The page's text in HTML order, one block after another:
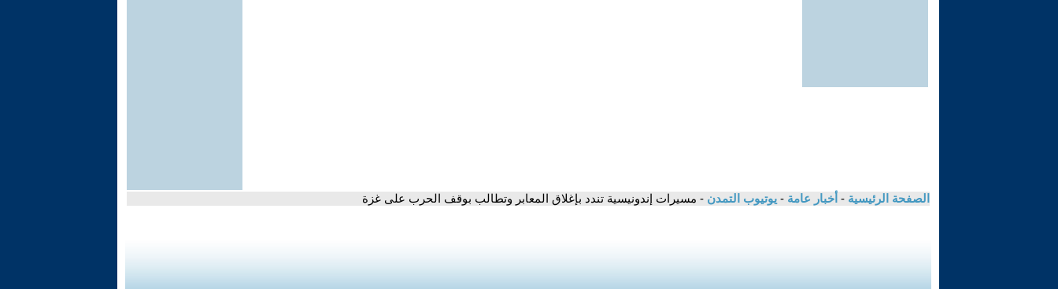
الصفحة الرئيسية - أخبار عامة - يوتيوب التمدن - مسيرات إندونيسية تندد بإغلاق المعابر وتطالب بوقف الحرب على غزة